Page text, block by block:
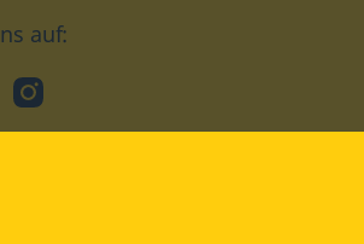
auf:
Instagram